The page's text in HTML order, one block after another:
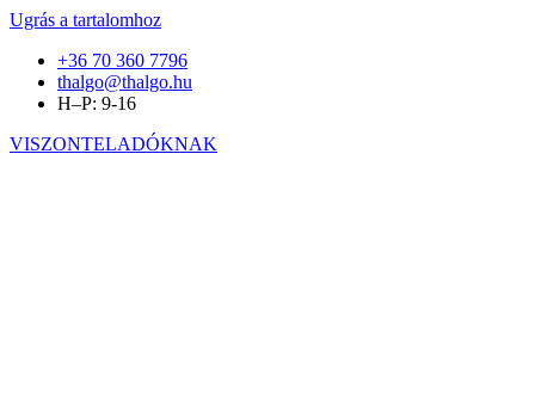
Ugrás a tartalomhoz
+36 70 360 7796
thalgo@thalgo.hu
H–P: 9-16
VISZONTELADÓKNAK